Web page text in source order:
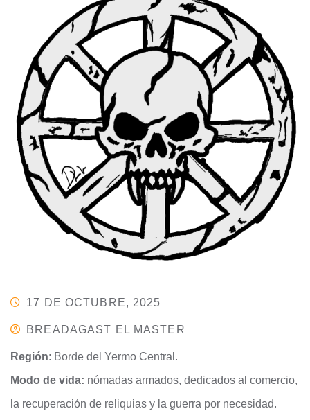
17 DE OCTUBRE, 2025
BREADAGAST EL MASTER
Región: Borde del Yermo Central.
Modo de vida: nómadas armados, dedicados al comercio,
la recuperación de reliquias y la guerra por necesidad.